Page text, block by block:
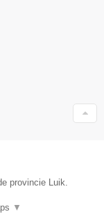
provincie Luik.
▼